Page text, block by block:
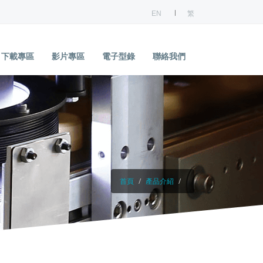
EN 繁
下載專區 影片專區 電子型錄 聯絡我們
首頁 產品介紹